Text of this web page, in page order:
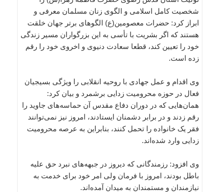
شخصیت کامل اسلامی و الگوی زنان مسلمان معرفی و
ابراز کرد: حضرات معصومین(ع) الگوهای برتر جهان خلقت
هستند که اگر بشریت با تأسی به این بزرگواران مسیر زندگی
خود را تعیین کند، قطعا سعادت دنیوی و اخروی خود را رقم
زده است.
وی اقدام و عمل جهادی با روحیه انقلابی را ویژگی بسیجیان
فعال در حوزه محرومیت زدایی برشمرد و بیان کرد:
همان‌هایی که در دوران دفاع مقدس آن حماسه‌های جاوید را
رقم زدند و در برابر دشمنان ایستادند، امروز نیز نمی‌توانند
فقر یک خانواده را تحمل کنند، بنابراین به عرصه محرومیت
زدایی وارد شده‌اند.
وی افزود: رزمندگانی که دیروز در جبهه‌های نبرد حق علیه
باطل بودند، امروز با فرمان ولی امر خود برای خدمت به
نیازمندان و مستمندان به میدان آمده‌اند.